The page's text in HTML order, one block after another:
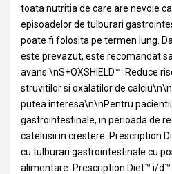
toata nutritia de care are nevoie
episoadelor de tulburari
poate fi folosita pe termen lung.
este prevazut, este recomandat
avans.\nS+OXSHIELD™: Reduce
struvitilor si oxalatilor de
putea interesa\n\nPentru
gastrointestinale, in perioada de
catelusii in crestere: Prescription
cu tulburari gastrointestinale cu
alimentare: Prescription Diet™ i/